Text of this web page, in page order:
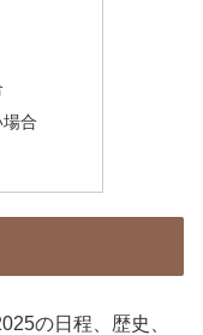
合
の日程、歴史、